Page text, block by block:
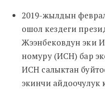
2019-жылдын
ошол кездеги
Жээнбековдун эки
номуру (ИСН) бар
ИСН салыктан
экинчи айдоочулук